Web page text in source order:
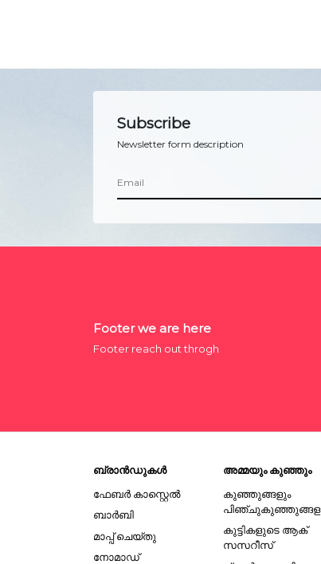
Subscribe
Newsletter form description
Footer we are here
Footer reach out throgh
ബ്രാൻഡുകൾ
ഫേബർ കാസ്റ്റെൽ
ബാർബി
മാപ്പ് ചെയ്തു
നോമാഡ്
അമ്മയും കുഞ്ഞും
കുഞ്ഞുങ്ങളും
കുട്ടികളുടെ ആക്
സസറീസ്